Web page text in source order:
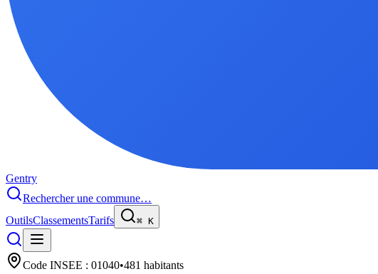
Gentry
Rechercher une commune…
OutilsClassementsTarifs ⌘ K
Code INSEE : 01040•481 habitants